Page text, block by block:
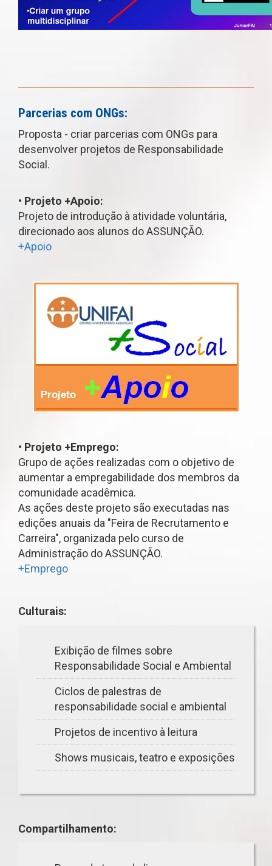
Parcerias com ONGs:
Proposta - criar parcerias com ONGs para
desenvolver projetos de Responsabilidade
Social.
• Projeto +Apoio:
Projeto de introdução à atividade voluntária,
direcionado aos alunos do ASSUNÇÃO.
+Apoio
• Projeto +Emprego:
Grupo de ações realizadas com o objetivo de
aumentar a empregabilidade dos membros da
comunidade acadêmica.
As ações deste projeto são executadas nas
edições anuais da "Feira de Recrutamento e
Carreira", organizada pelo curso de
Administração do ASSUNÇÃO.
+Emprego
Culturais:
Exibição de filmes sobre
Responsabilidade Social e Ambiental
Ciclos de palestras de
responsabilidade social e ambiental
Projetos de incentivo à leitura
Shows musicais, teatro e exposições
Compartilhamento: